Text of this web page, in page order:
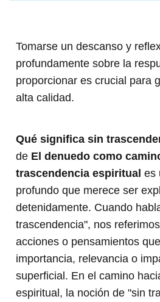
Tomarse un descanso y
profundamente sobre la
proporcionar es crucial para
alta calidad.
Qué significa sin
de El denuedo como
trascendencia espiritual es
profundo que merece ser
detenidamente. Cuando
trascendencia", nos
acciones o pensamientos
importancia, relevancia o
superficial. En el camino
espiritual, la noción de "sin